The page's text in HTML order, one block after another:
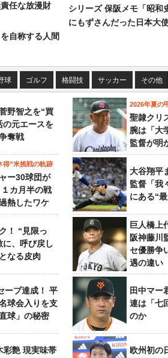
任な放漫財
自称する人間
シリーズ 保阪メモ「昭和
にもずさんだった日本大
球 ゴルフ 格闘技 サッカー その他
野智之を“買
元エースを
奪戦
2026年夏の
聖隷クリ
腕は「大
監督が明
得”米挑戦の軌跡
ー30球団が
カ月半の戦
熱したワケ
大谷翔平
監督「我
にある“
！ “見限っ
に、呼び戻し
なる皮肉
巨人橋上
阪神藤川
セ優勝争
遇の違い
ーブ達成！ 平
球会入りを支
球」の秘密
田中マー
連は「七
のか
彩艶 現実味帯
欧州初の